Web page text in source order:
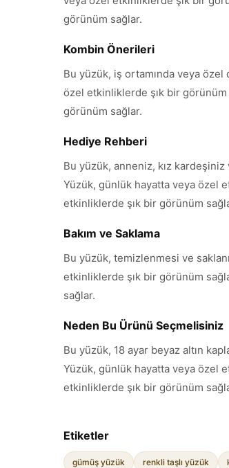
görünüm sağlar.
Kombin Önerileri
Bu yüzük, iş ortamında veya
özel etkinliklerde şık bir
görünüm sağlar.
Hediye Rehberi
Bu yüzük, anneniz, kız
Yüzük, günlük hayatta veya özel
etkinliklerde şık bir görünüm
Bakım ve Saklama
Bu yüzük, temizlenmesi ve
etkinliklerde şık bir görünüm
sağlar.
Neden Bu Ürünü Seçmelisiniz
Bu yüzük, 18 ayar beyaz altın
Yüzük, günlük hayatta veya özel
etkinliklerde şık bir görünüm
Etiketler
gümüş yüzük renkli taşlı yüzük